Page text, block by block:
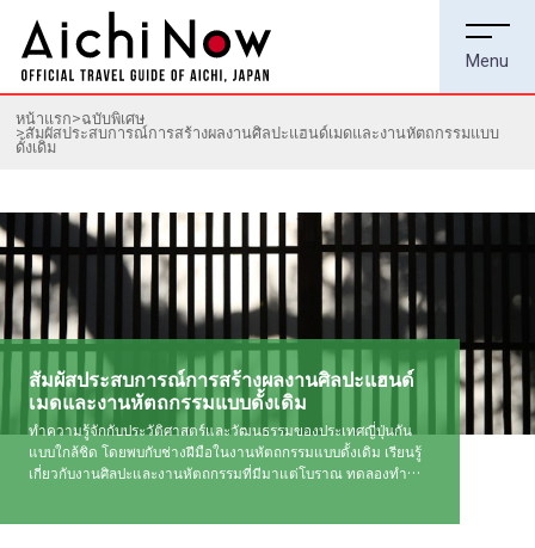
หน้าแรก ฉบับพิเศษ
สัมผัสประสบการณ์การสร้างผลงานศิลปะแฮนด์เมดและงานหัตถกรรมแบบ
ดั้งเดิม
สัมผัสประสบการณ์การสร้างผลงานศิลปะแฮนด์
เมดและงานหัตถกรรมแบบดั้งเดิม
ทำความรู้จักกับประวัติศาสตร์และวัฒนธรรมของประเทศญี่ปุ่นกัน
แบบใกล้ชิด โดยพบกับช่างฝีมือในงานหัตถกรรมแบบดั้งเดิม เรียนรู้
เกี่ยวกับงานศิลปะและงานหัตถกรรมที่มีมาแต่โบราณ ทดลองทำ